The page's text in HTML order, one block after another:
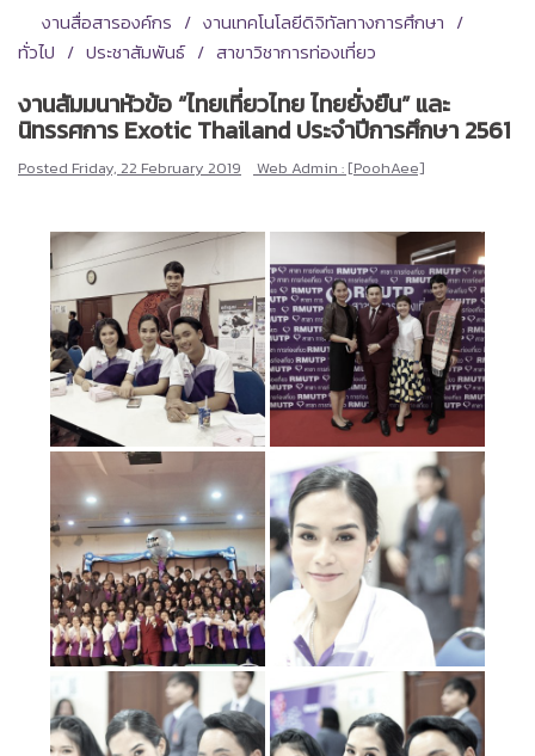
งานสื่อสารองค์กร
งานเทคโนโลยีดิจิทัลทางการศึกษา
ทั่วไป
ประชาสัมพันธ์ สาขาวิชาการท่องเที่ยว
งานสัมมนาหัวข้อ​ “ไทยเที่ยวไทย ไทยยั่งยืน” และ
นิทรรศการ Exotic​ Thailand ประจำปีการศึกษา 2561
Posted Friday, 22 February 2019 Web Admin : [PoohAee]